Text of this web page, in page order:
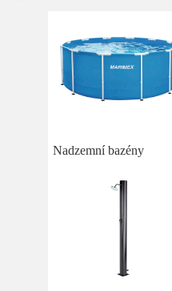
Nadzemní bazény